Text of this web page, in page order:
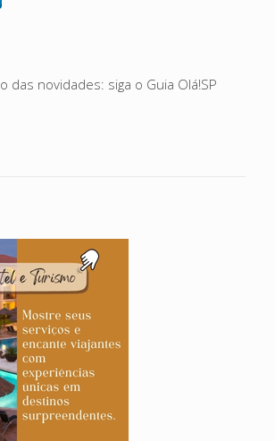
das novidades: siga o Guia Olá!SP